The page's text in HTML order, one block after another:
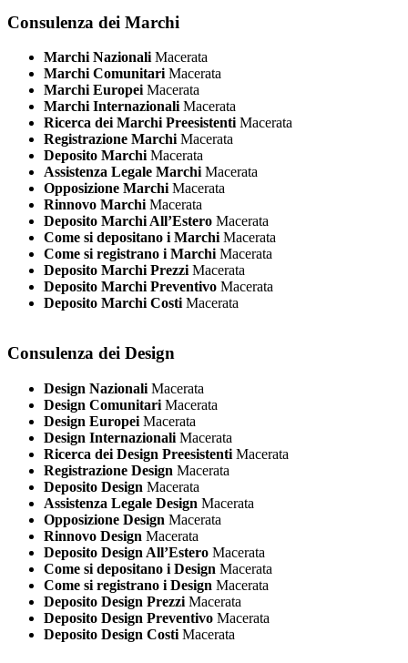
Consulenza dei Marchi
Marchi Nazionali Macerata
Marchi Comunitari Macerata
Marchi Europei Macerata
Marchi Internazionali Macerata
Ricerca dei Marchi Preesistenti Macerata
Registrazione Marchi Macerata
Deposito Marchi Macerata
Assistenza Legale Marchi Macerata
Opposizione Marchi Macerata
Rinnovo Marchi Macerata
Deposito Marchi All’Estero Macerata
Come si depositano i Marchi Macerata
Come si registrano i Marchi Macerata
Deposito Marchi Prezzi Macerata
Deposito Marchi Preventivo Macerata
Deposito Marchi Costi Macerata
Consulenza dei Design
Design Nazionali Macerata
Design Comunitari Macerata
Design Europei Macerata
Design Internazionali Macerata
Ricerca dei Design Preesistenti Macerata
Registrazione Design Macerata
Deposito Design Macerata
Assistenza Legale Design Macerata
Opposizione Design Macerata
Rinnovo Design Macerata
Deposito Design All’Estero Macerata
Come si depositano i Design Macerata
Come si registrano i Design Macerata
Deposito Design Prezzi Macerata
Deposito Design Preventivo Macerata
Deposito Design Costi Macerata